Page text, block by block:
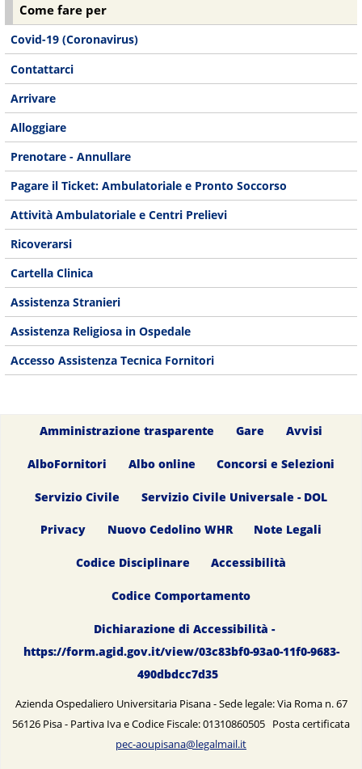
Come fare per
Covid-19 (Coronavirus)
Contattarci
Arrivare
Alloggiare
Prenotare - Annullare
Pagare il Ticket: Ambulatoriale e Pronto Soccorso
Attività Ambulatoriale e Centri Prelievi
Ricoverarsi
Cartella Clinica
Assistenza Stranieri
Assistenza Religiosa in Ospedale
Accesso Assistenza Tecnica Fornitori
Amministrazione trasparente Gare Avvisi
AlboFornitori Albo online Concorsi e Selezioni
Servizio Civile Servizio Civile Universale - DOL
Privacy Nuovo Cedolino WHR Note Legali
Codice Disciplinare Accessibilità
Codice Comportamento
Dichiarazione di Accessibilità -
https://form.agid.gov.it/view/03c83bf0-93a0-11f0-9683-
490dbdcc7d35
Azienda Ospedaliero Universitaria Pisana - Sede legale: Via Roma n. 67
56126 Pisa - Partiva Iva e Codice Fiscale: 01310860505 Posta certificata
pec-aoupisana@legalmail.it